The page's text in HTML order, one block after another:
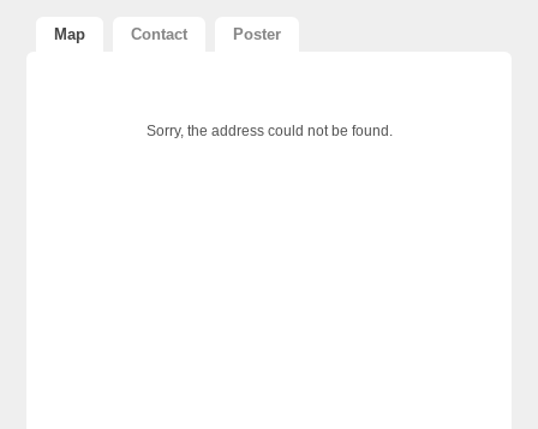
Map Contact Poster
Sorry, the address could not be found.